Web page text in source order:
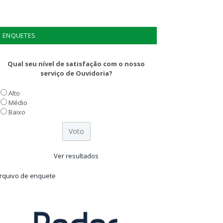
ENQUETES
Qual seu nível de satisfação com o nosso
serviço de Ouvidoria?
Alto
Médio
Baixo
Ver resultados
de enquete